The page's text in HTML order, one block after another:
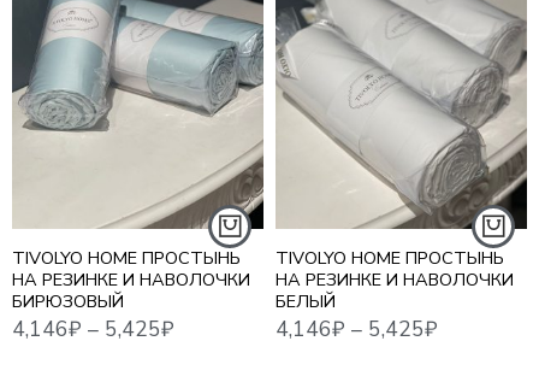
TIVOLYO HOME ПРОСТЫНЬ
НА РЕЗИНКЕ И НАВОЛОЧКИ
БИРЮЗОВЫЙ
5,425₽
100*200 СМ
TIVOLYO HOME ПРОСТЫНЬ
НА РЕЗИНКЕ И НАВОЛОЧКИ
БЕЛЫЙ
4,146 5,425₽
100*200 СМ
160*200 СМ